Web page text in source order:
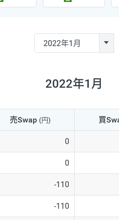
16円
130円
140円
41円
71円
103円
43円
2022年1月
売Swap (円) 買
0
0
-110
-110